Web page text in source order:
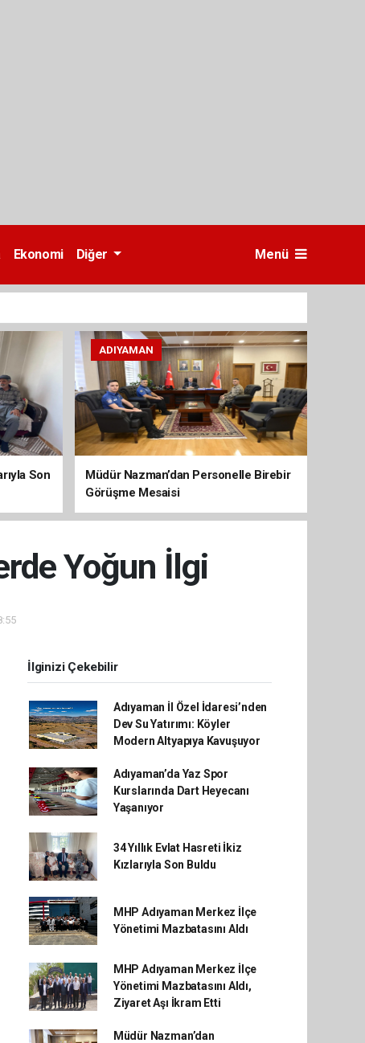
Ekonomi Diğer Menü
Son
ADIYAMAN
Müdür Nazman’dan Personelle Birebir
Görüşme Mesaisi
Yoğun İlgi
İlginizi Çekebilir
Adıyaman İl Özel İdaresi’nden
Dev Su Yatırımı: Köyler
Modern Altyapıya Kavuşuyor
Adıyaman’da Yaz Spor
Kurslarında Dart Heyecanı
Yaşanıyor
34 Yıllık Evlat Hasreti İkiz
Kızlarıyla Son Buldu
MHP Adıyaman Merkez İlçe
Yönetimi Mazbatasını Aldı
MHP Adıyaman Merkez İlçe
Yönetimi Mazbatasını Aldı,
Ziyaret Aşı İkram Etti
Müdür Nazman’dan